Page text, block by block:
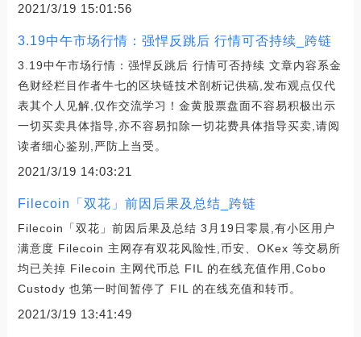
2021/3/19 15:01:56
3.19中午市场行情：强悍反跳后 行情可否持续_跨链
3.19中午市场行情：强悍反跳后 行情可否持续 文章内容系金
色财经栏目作者牛七的区块链技术剖析记供稿,发布观点仅代
表其个人见解,仅作交流学习！金黄股票盘面不容易积极出示
一切买卖具体指导,亦不容易扣除一切花费具体指导买卖,请阅
读者细心鉴别,严防上当受。
2021/3/19 14:03:21
Filecoin「双花」前因后果及总结_跨链
Filecoin「双花」前因后果及总结 3月19日零晨,有小区用户
满意度 Filecoin 主网存有双花风险性,币安、OKex 等交易所
均已关掉 Filecoin 主网代币总 FIL 的在线充值作用,Cobo
Custody 也第一时间暂停了 FIL 的在线充值和转币。
2021/3/19 13:41:49